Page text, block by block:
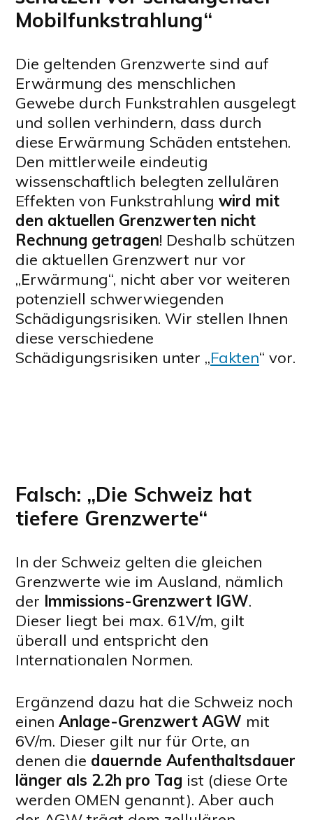
Mobilfunkstrahlung“
Die geltenden Grenzwerte sind auf
Erwärmung des menschlichen
Gewebe durch Funkstrahlen ausgelegt
und sollen verhindern, dass durch
diese Erwärmung Schäden entstehen.
Den mittlerweile eindeutig
wissenschaftlich belegten zellulären
Effekten von Funkstrahlung wird mit
den aktuellen Grenzwerten nicht
Rechnung getragen! Deshalb schützen
die aktuellen Grenzwert nur vor
„Erwärmung“, nicht aber vor weiteren
potenziell schwerwiegenden
Schädigungsrisiken. Wir stellen Ihnen
diese verschiedene
Schädigungsrisiken unter „Fakten“ vor.
Falsch: „Die Schweiz hat
tiefere Grenzwerte“
In der Schweiz gelten die gleichen
Grenzwerte wie im Ausland, nämlich
der Immissions-Grenzwert IGW.
Dieser liegt bei max. 61V/m, gilt
überall und entspricht den
Internationalen Normen.
Ergänzend dazu hat die Schweiz noch
einen Anlage-Grenzwert AGW mit
6V/m. Dieser gilt nur für Orte, an
denen die dauernde Aufenthaltsdauer
länger als 2.2h pro Tag ist (diese Orte
werden OMEN genannt). Aber auch